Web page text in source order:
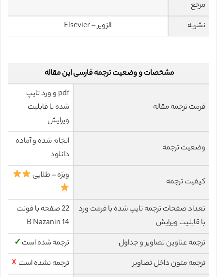
مرجع
نشریه
الزویر – Elsevier
مشخصات و وضعیت ترجمه فارسی این مقاله
فرمت ترجمه مقاله
pdf و ورد تایپ
شده با قابلیت
ویرایش
وضعیت ترجمه
انجام شده و آماده
دانلود
کیفیت ترجمه
ویژه – طلایی
تعداد صفحات ترجمه تایپ شده با فرمت ورد
با قابلیت ویرایش
22 صفحه با فونت
14 B Nazanin
ترجمه عناوین تصاویر و جداول
ترجمه شده است ✓
ترجمه متون داخل تصاویر
ترجمه نشده است ☓